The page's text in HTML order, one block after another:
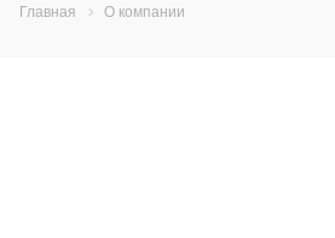
Главная О компании